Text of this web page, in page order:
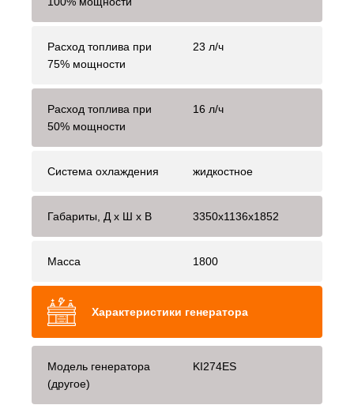
Расход топлива при
75% мощности
23 л/ч
Расход топлива при
50% мощности
16 л/ч
Система охлаждения жидкостное
Габариты, Д x Ш x В 3350x1136x1852
Масса 1800
Характеристики генератора
Модель генератора
(другое)
KI274ES